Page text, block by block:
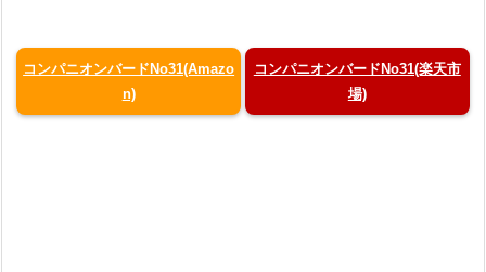
コンパニオンバードNo31(Amazo
n)
コンパニオンバードNo31(楽天市
場)